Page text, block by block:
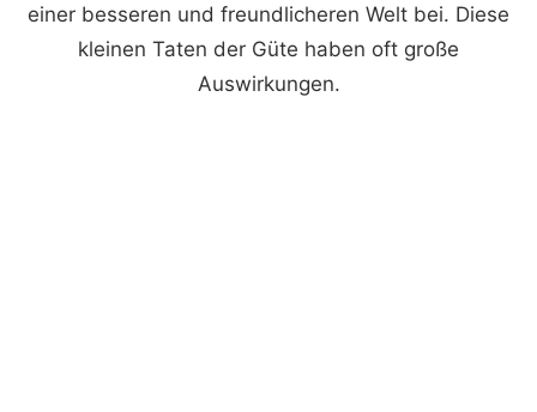
einer besseren und freundlicheren Welt bei. Diese
kleinen Taten der Güte haben oft große
Auswirkungen.